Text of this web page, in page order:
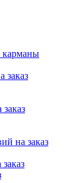
карманы
заказ
на заказ